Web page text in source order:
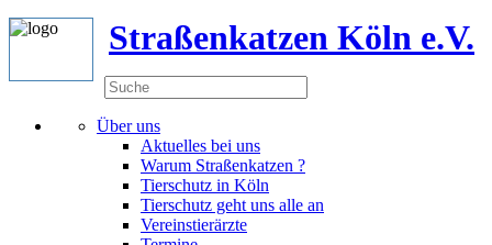
Straßenkatzen Köln e.V.
Über uns
Aktuelles bei uns
Warum Straßenkatzen ?
Tierschutz in Köln
Tierschutz geht uns alle an
Vereinstierärzte